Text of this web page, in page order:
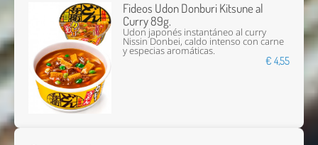
Fideos Udon Donburi Kitsune al
Curry 89g.
Udon japonés instantáneo al curry
Nissin Donbei, caldo intenso con carne
y especias aromáticas.
€ 4,55